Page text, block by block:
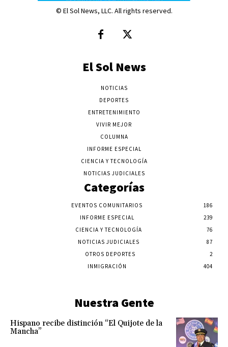
© El Sol News, LLC. All rights reserved.
El Sol News
NOTICIAS
DEPORTES
ENTRETENIMIENTO
VIVIR MEJOR
COLUMNA
INFORME ESPECIAL
CIENCIA Y TECNOLOGÍA
NOTICIAS JUDICIALES
Categorías
EVENTOS COMUNITARIOS
186
INFORME ESPECIAL
239
CIENCIA Y TECNOLOGÍA
76
NOTICIAS JUDICIALES
87
OTROS DEPORTES
2
INMIGRACIÓN
404
Nuestra Gente
Hispano recibe distinción “El Quijote de la
Mancha”